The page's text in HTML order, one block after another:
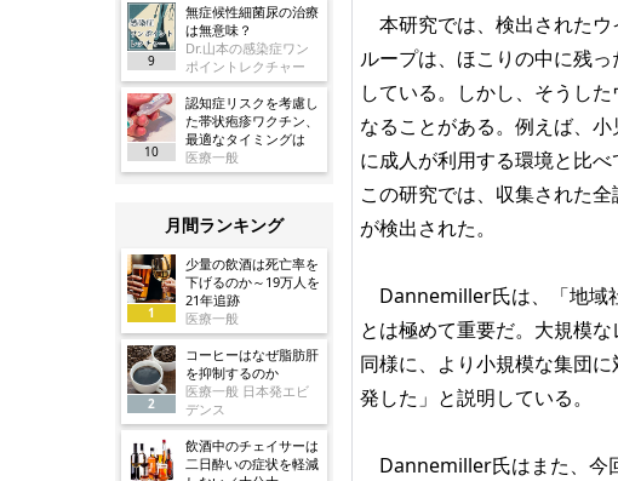
9
無症候性細菌尿の治療
は無意味？
Dr.山本の感染症ワン
ポイントレクチャー
10
認知症リスクを考慮し
た帯状疱疹ワクチン、
最適なタイミングは
医療一般
月間ランキング
1
少量の飲酒は死亡率を
下げるのか～19万人を
21年追跡
医療一般
2
コーヒーはなぜ脂肪肝
を抑制するのか
医療一般 日本発エビ
デンス
飲酒中のチェイサーは
二日酔いの症状を軽減
本研究では、検出されたウ
ループは、ほこりの中に残
している。しかし、そうし
なることがある。例えば、
に成人が利用する環境と比
この研究では、収集された
が検出された。
Dannemiller氏は、「地域
とは極めて重要だ。大規模
同様に、より小規模な集団
発した」と説明している。
Dannemiller氏はまた、今